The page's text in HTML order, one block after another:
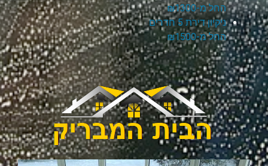
החל מ-₪1300
ניקיון דירת 5 חדרים
החל מ-₪1500